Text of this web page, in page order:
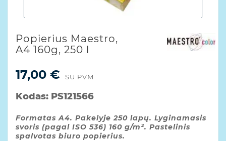
Popierius Maestro,
A4 160g, 250 l
17,00 € SU PVM
Kodas: PS121566
Formatas A4. Pakelyje 250 lapų. Lyginamasis
svoris (pagal ISO 536) 160 g/m². Pastelinis
spalvotas biuro popierius.